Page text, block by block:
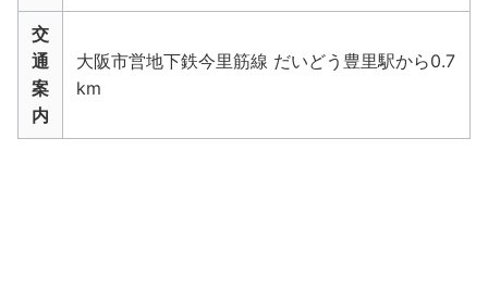
交
通
案
内
大阪市営地下鉄今里筋線 だいどう豊里駅から0.7
km